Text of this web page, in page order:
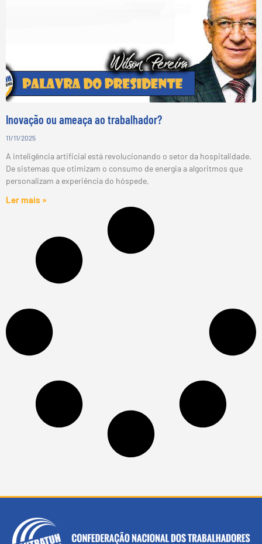
Inovação ou ameaça ao trabalhador?
11/11/2025
A inteligência artificial está revolucionando o setor da hospitalidade.
De sistemas que otimizam o consumo de energia a algoritmos que
personalizam a experiência do hóspede,
Ler mais »